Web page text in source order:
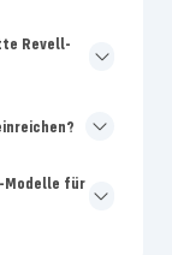
Revell-
Modelle für